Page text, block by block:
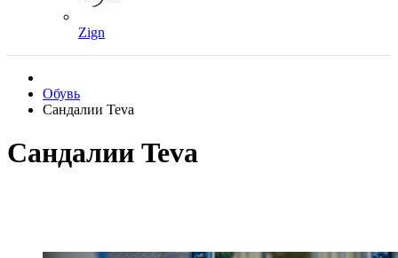
Zign
Обувь
Сандалии Teva
Сандалии Teva